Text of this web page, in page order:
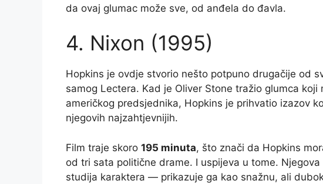
da ovaj glumac može sve, od anđela do đavla.
4. Nixon (1995)
Hopkins je ovdje stvorio nešto potpuno drugačije od
samog Lectera. Kad je Oliver Stone tražio glumca
američkog predsjednika, Hopkins je prihvatio izazov
njegovih najzahtjevnijih.
Film traje skoro 195 minuta, što znači da Hopkins
od tri sata politične drame. I uspijeva u tome.
studija karaktera — prikazuje ga kao snažnu, ali